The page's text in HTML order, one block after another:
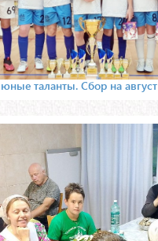
таланты. Сбор на август